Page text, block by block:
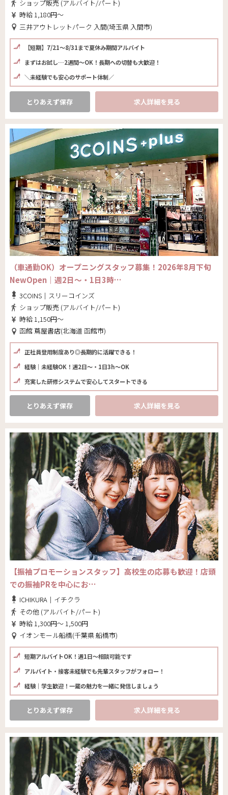
ショップ販売 (アルバイト/パート)
時給 1,180円～
三井アウトレットパーク 入間(埼玉県 入間市)
【短期】7/21～8/31まで夏休み期間アルバイト
まずはお試し…2週間～OK！長期への切替も大歓迎！
＼未経験でも安心のサポート体制／
とりあえず保存 求人詳細を見る
（車通勤OK）オープニングスタッフ募集！2026年8月下旬
NewOpen｜週2日～・1日3時…
3COINS｜スリーコインズ
ショップ販売 (アルバイト/パート)
時給 1,150円～
函館 蔦屋書店(北海道 函館市)
正社員登用制度あり◎長期的に活躍できる！
経験｜未経験OK！週2日～・1日3h～OK
充実した研修システムで安心してスタートできる
とりあえず保存 求人詳細を見る
【振袖プロモーションスタッフ】高校生の応募も歓迎！店頭
での振袖PRを中心にお…
ICHIKURA｜イチクラ
その他 (アルバイト/パート)
時給 1,300円～ 1,500円
イオンモール船橋(千葉県 船橋市)
短期アルバイトOK！週1日～相談可能です
アルバイト・接客未経験でも先輩スタッフがフォロー！
経験｜学生歓迎！一蔵の魅力を一緒に発信しましょう
とりあえず保存 求人詳細を見る